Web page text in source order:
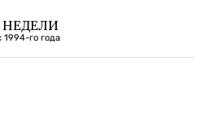
НЕДЕЛИ
го года